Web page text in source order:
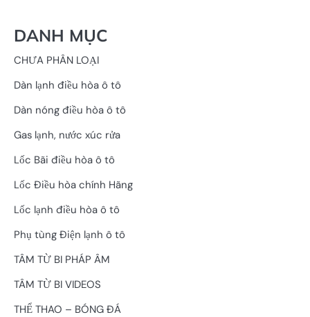
DANH MỤC
CHƯA PHÂN LOẠI
Dàn lạnh điều hòa ô tô
Dàn nóng điều hòa ô tô
Gas lạnh, nước xúc rửa
Lốc Bãi điều hòa ô tô
Lốc Điều hòa chính Hãng
Lốc lạnh điều hòa ô tô
Phụ tùng Điện lạnh ô tô
TÂM TỪ BI PHÁP ÂM
TÂM TỪ BI VIDEOS
THỂ THAO – BÓNG ĐÁ